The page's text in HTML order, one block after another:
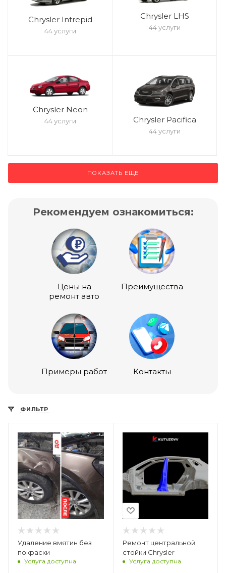
Chrysler Intrepid
44 услуги
Chrysler LHS
44 услуги
Chrysler Neon
44 услуги Chrysler Pacifica
44 услуги
ПОКАЗАТЬ ЕЩЕ
Рекомендуем ознакомиться:
Цены на
ремонт авто
Преимущества
Примеры работ Контакты
ФИЛЬТР
Удаление вмятин без
покраски
Услуга доступна
Ремонт центральной
стойки Chrysler
Услуга доступна